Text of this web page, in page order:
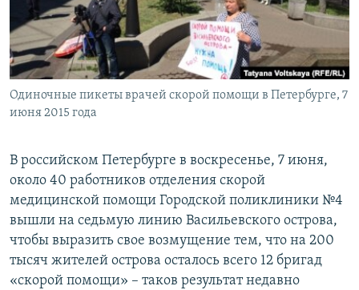
ПОБЕДИТЕЛЕЙ НЕ СУДЯТ?
КРЫМ.НЕПОКОРЕННЫЙ
ELIFBE
УКРАИНСКАЯ ПРОБЛЕМА КРЫМА
ПРИСОЕДИНЯЙТЕСЬ!
Все сайты RFE/RL
Одиночные пикеты врачей скорой помощи в Петербурге, 7
июня 2015 года
В российском Петербурге в воскресенье, 7 июня,
около 40 работников отделения скорой
медицинской помощи Городской поликлиники №4
вышли на седьмую линию Васильевского острова,
чтобы выразить свое возмущение тем, что на 200
тысяч жителей острова осталось всего 12 бригад
«скорой помощи» – таков результат недавно